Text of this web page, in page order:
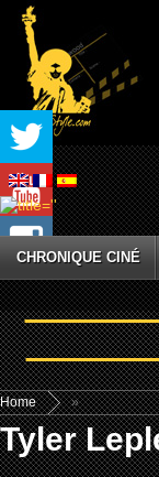
CHRONIQUE CINÉ
Home »
Tyler